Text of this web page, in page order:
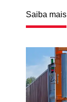
Saiba mais